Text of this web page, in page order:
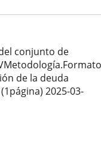
conjunto de
de la deuda
2025-03-